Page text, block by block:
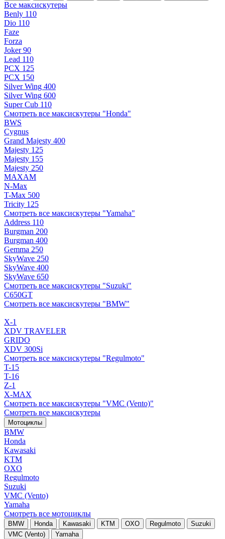
Все максискутеры
Benly 110
Dio 110
Faze
Forza
Joker 90
Lead 110
PCX 125
PCX 150
Silver Wing 400
Silver Wing 600
Super Cub 110
Смотреть все максискутеры "Honda"
BWS
Cygnus
Grand Majesty 400
Majesty 125
Majesty 155
Majesty 250
MAXAM
N-Max
T-Max 500
Tricity 125
Смотреть все максискутеры "Yamaha"
Address 110
Burgman 200
Burgman 400
Gemma 250
SkyWave 250
SkyWave 400
SkyWave 650
Смотреть все максискутеры "Suzuki"
C650GT
Смотреть все максискутеры "BMW"
X-1
XDV TRAVELER
GRIDO
XDV 300Si
Смотреть все максискутеры "Regulmoto"
T-15
T-16
Z-1
X-MAX
Смотреть все максискутеры "VMC (Vento)"
Смотреть все максискутеры
Мотоциклы
BMW
Honda
Kawasaki
KTM
OXO
Regulmoto
Suzuki
VMC (Vento)
Yamaha
Смотреть все мотоциклы
BMW Honda Kawasaki KTM OXO Regulmoto
Suzuki
VMC (Vento)
Yamaha